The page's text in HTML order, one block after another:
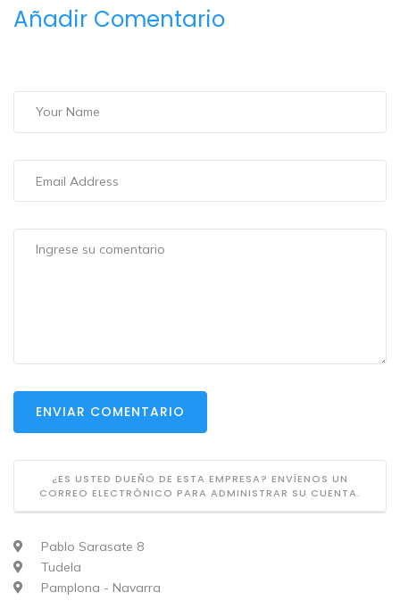
Añadir Comentario
ENVIAR COMENTARIO
¿ES USTED DUEÑO DE ESTA EMPRESA? ENVÍENOS UN
CORREO ELECTRÓNICO PARA ADMINISTRAR SU CUENTA.
Pablo Sarasate 8
Tudela
Pamplona - Navarra